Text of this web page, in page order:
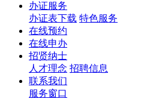
办证服务
办证表下载 特色服务
在线预约
在线申办
招贤纳士
人才理念 招聘信息
联系我们
服务窗口